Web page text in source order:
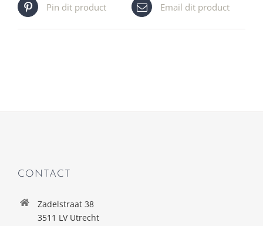
Pin dit product Email dit product
CONTACT
Zadelstraat 38
3511 LV Utrecht